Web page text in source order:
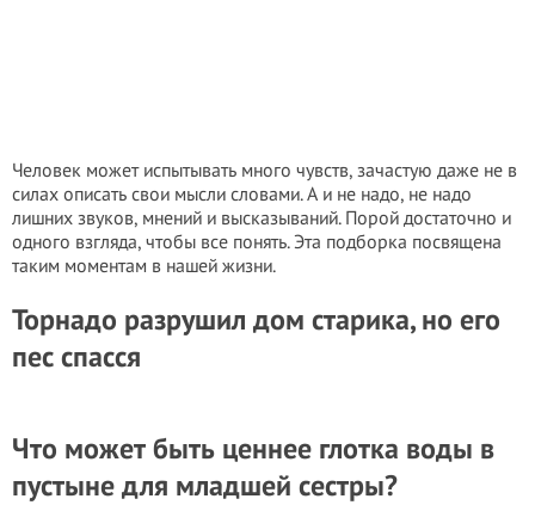
Человек может испытывать много чувств, зачастую даже не в
силах описать свои мысли словами. А и не надо, не надо
лишних звуков, мнений и высказываний. Порой достаточно и
одного взгляда, чтобы все понять. Эта подборка посвящена
таким моментам в нашей жизни.
Торнадо разрушил дом старика, но его
пес спасся
Что может быть ценнее глотка воды в
пустыне для младшей сестры?